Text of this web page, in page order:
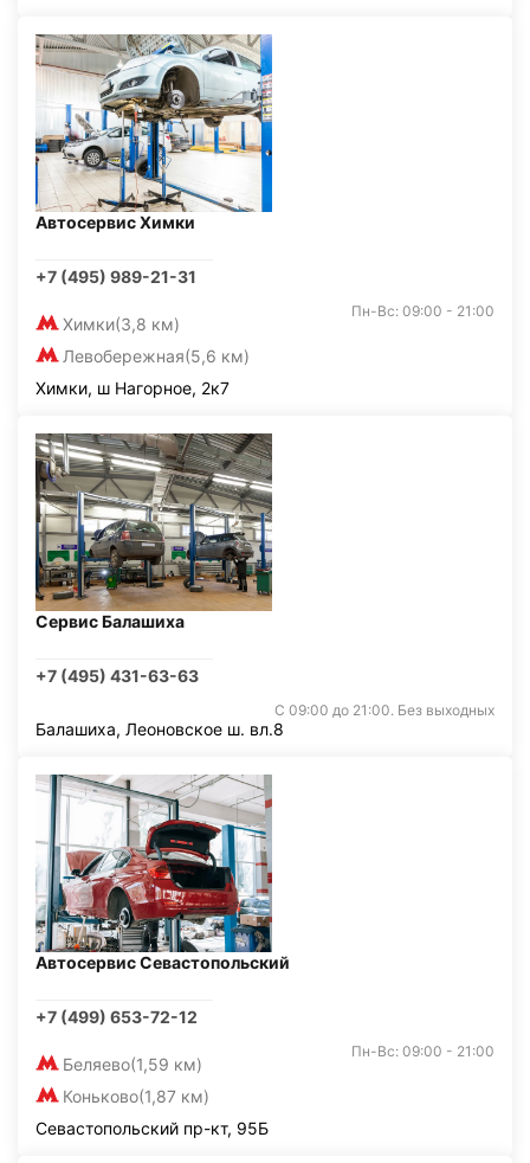
Автосервис Химки
+7 (495) 989-21-31
Химки(3,8 км)
Левобережная(5,6 км)
Пн-Вс: 09:00 - 21:00
Химки, ш Нагорное, 2к7
Сервис Балашиха
+7 (495) 431-63-63
С 09:00 до 21:00. Без выходных
Балашиха, Леоновское ш. вл.8
Автосервис Севастопольский
+7 (499) 653-72-12
Беляево(1,59 км)
Коньково(1,87 км)
Пн-Вс: 09:00 - 21:00
Севастопольский пр-кт, 95Б